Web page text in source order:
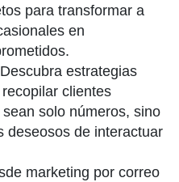
para transformar a
en
estrategias
clientes
solo números, sino
deseosos de interactuar
marketing por correo